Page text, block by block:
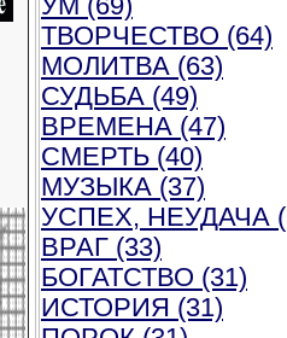
УМ (69)
ТВОРЧЕСТВО (64)
МОЛИТВА (63)
СУДЬБА (49)
ВРЕМЕНА (47)
СМЕРТЬ (40)
МУЗЫКА (37)
УСПЕХ, НЕУДАЧА
ВРАГ (33)
БОГАТСТВО (31)
ИСТОРИЯ (31)